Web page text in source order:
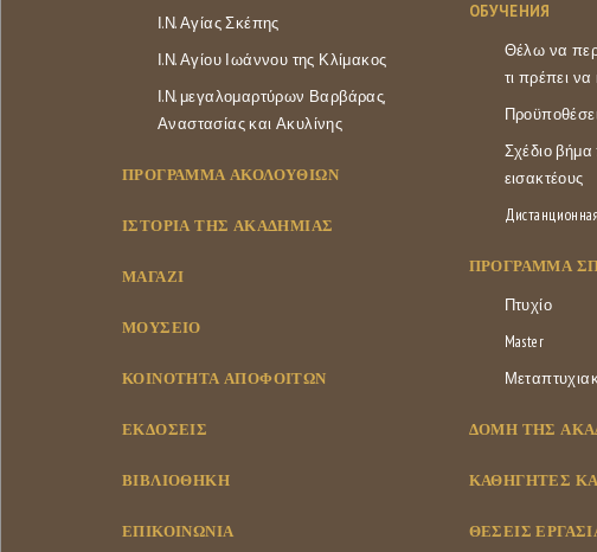
Ι.Ν. Αγίας Σκέπης
Ι.Ν. Αγίου Ιωάννου της Κλίμακος
Ι.Ν. μεγαλομαρτύρων Βαρβάρας,
Αναστασίας και Ακυλίνης
ΠΡΟΓΡΑΜΜΑ ΑΚΟΛΟΥΘΙΩΝ
ΙΣΤΟΡΊΑ ΤΗΣ ΑΚΑΔΗΜΊΑΣ
ΜΑΓΑΖΊ
ΜΟΥΣΕΊΟ
ΚΟΙΝΌΤΗΤΑ ΑΠΟΦΟΊΤΩΝ
ΕΚΔΌΣΕΙΣ
ΒΙΒΛΙΟΘΉΚΗ
ΕΠΙΚΟΙΝΩΝΊΑ
ОБУЧЕНИЯ
Θέλω να
τι πρέπει
Σχέδιο
εισακτέους
ΠΡΌΓΡΑΜΜΑ
Πτυχίο
Master
ΔΟΜΉ ΤΗΣ
ΚΑΘΗΓΗΤΈΣ
ΘΈΣΕΙΣ